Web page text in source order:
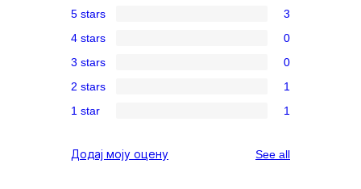
5-
star
reviews
5 stars 3
4-
star
reviews
4 stars 0
3-
star
3 stars 0
2-
review
2 stars 1
star
1 star 1
Додај моју оцену See allreviews